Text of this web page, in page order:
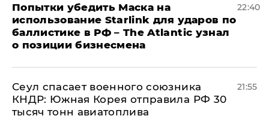
Попытки убедить Маска на
использование Starlink для ударов по
баллистике в РФ – The Atlantic узнал
о позиции бизнесмена
22:40
​Сеул спасает военного союзника
КНДР: Южная Корея отправила РФ 30
тысяч тонн авиатоплива
21:55